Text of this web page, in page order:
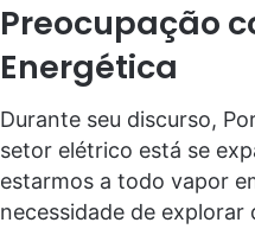
Preocupação
Energética
Durante seu discurso,
setor elétrico está se
estarmos a todo vapor
necessidade de